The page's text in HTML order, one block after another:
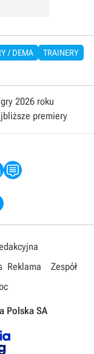
/ DEMA
TRAINERY
2026 roku
premiery
Reklama
Zespół
Polska SA